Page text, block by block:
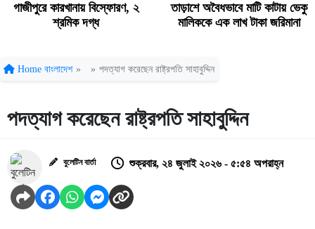
গাজীপুরে কারখানায় বিস্ফোরণ, ২
শ্রমিক দগ্ধ
তাড়াশে অবৈধভাবে মাটি কাটায় ভেকু
মালিককে এক লাখ টাকা জরিমানা
Home বাংলাদেশ » » পদত্যাগ করেছেন রাষ্ট্রপতি সাহাবুদ্দিন
পদত্যাগ করেছেন রাষ্ট্রপতি সাহাবুদ্দিন
বুলেটিন বার্তা শুক্রবার, ২৪ জুলাই ২০২৬ - ৫:৫৪ অপরাহ্ন